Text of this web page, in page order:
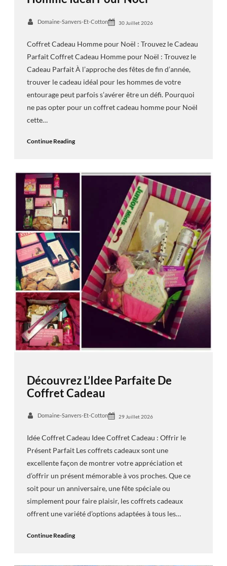
Domaine-Sanvers-Et-Cotton 30 Juillet 2026
Coffret Cadeau Homme pour Noël : Trouvez le Cadeau
Parfait Coffret Cadeau Homme pour Noël : Trouvez le
Cadeau Parfait À l’approche des fêtes de fin d’année,
trouver le cadeau idéal pour les hommes de votre
entourage peut parfois s’avérer être un défi. Pourquoi
ne pas opter pour un coffret cadeau homme pour Noël
cette…
Continue Reading
Découvrez L’Idee Parfaite De
Coffret Cadeau
Domaine-Sanvers-Et-Cotton 29 Juillet 2026
Idée Coffret Cadeau Idee Coffret Cadeau : Offrir le
Présent Parfait Les coffrets cadeaux sont une
excellente façon de montrer votre appréciation et
d’offrir un présent mémorable à vos proches. Que ce
soit pour un anniversaire, une fête spéciale ou
simplement pour faire plaisir, les coffrets cadeaux
offrent une variété d’options adaptées à tous les…
Continue Reading